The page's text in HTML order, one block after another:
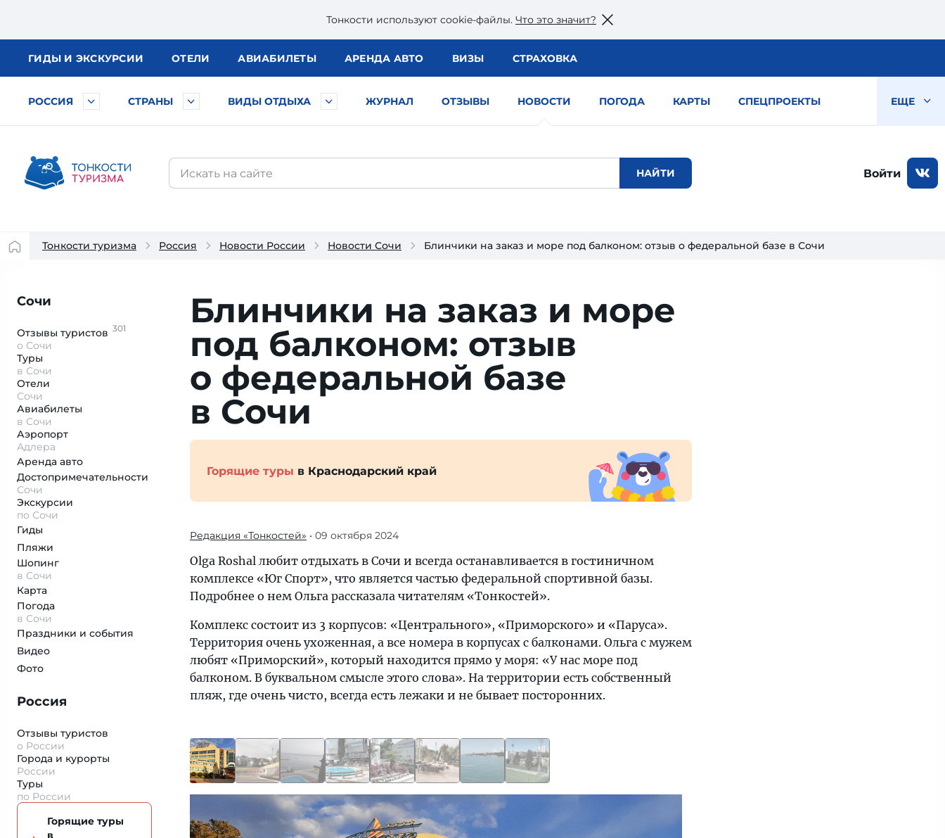
Тонкости используют сookie-файлы. Что это значит?
ГИДЫ И ЭКСКУРСИИ ОТЕЛИ АВИАБИЛЕТЫ АРЕНДА АВТО ВИЗЫ СТРАХОВКА
РОССИЯ СТРАНЫ ВИДЫ ОТДЫХА ЖУРНАЛ ОТЗЫВЫ НОВОСТИ ПОГОДА КАРТЫ СПЕЦПРОЕКТЫ ЕЩЕ
Войти
Тонкости туризма Россия Новости России Новости Сочи Блинчики на заказ и море под балконом: отзыв о федеральной базе в Сочи
Сочи
Отзывы туристов 301
о Сочи
Туры
в Сочи
Отели
Сочи
Авиабилеты
в Сочи
Аэропорт
Адлера
Аренда авто
Достопримеча­тельности
Сочи
Экскурсии
по Сочи
Гиды
Пляжи
Шопинг
в Сочи
Карта
Погода
в Сочи
Праздники и события
Видео
Фото
Россия
Отзывы туристов
о России
Города и курорты
России
Туры
по России
Горящие туры
в
Блинчики на заказ и море
под ба­лконом: отзыв
о феде­ральной базе
в Сочи
Горящие туры в Краснодарский край
Редакция «Тонкостей» • 09 октября 2024
Olga Roshal любит отдыхать в Сочи и всегда останавливается в гостиничном
комплексе «Юг Спорт», что является частью федеральной спортивной базы.
Подробнее о нем Ольга рассказала читателям «Тонкостей».
Комплекс состоит из 3 корпусов: «Центрального», «Приморского» и «Паруса».
Территория очень ухоженная, а все номера в корпусах с балконами. Ольга с мужем
любят «Приморский», который находится прямо у моря: «У нас море под
балконом. В буквальном смысле этого слова». На территории есть собственный
пляж, где очень чисто, всегда есть лежаки и не бывает посторонних.